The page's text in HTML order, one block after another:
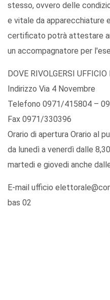
stesso, ovvero delle
e vitale da apparecchiature
certificato potrà attestare
un accompagnatore per
DOVE RIVOLGERSI
Indirizzo Via 4 Novembre
Telefono 0971/415804 –
Fax 0971/330396
Orario di apertura Orario al
da lunedì a venerdì dalle
martedi e giovedi anche
E-mail ufficio
bas 02